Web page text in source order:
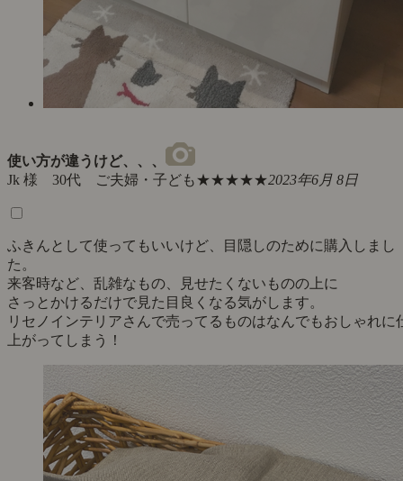
使い方が違うけど、、、
Jk 様 30代 ご夫婦・子ども★★★★★2023年6月 8日
ふきんとして使ってもいいけど、目隠しのために購入しまし
た。
来客時など、乱雑なもの、見せたくないものの上に
さっとかけるだけで見た目良くなる気がします。
リセノインテリアさんで売ってるものはなんでもおしゃれに
上がってしまう！